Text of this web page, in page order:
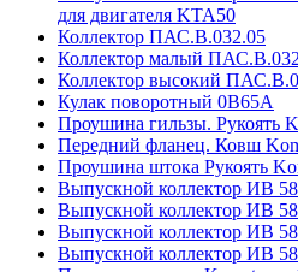
для двигателя KTA50
Коллектор ПАС.В.032.05
Коллектор малый
Коллектор высокий
Кулак поворотный 0B65A
Проушина гильзы. Рукоять
Передний фланец. Ковш
Проушина штока Рукоять
Выпускной коллектор ИВ
Выпускной коллектор ИВ
Выпускной коллектор ИВ
Выпускной коллектор ИВ